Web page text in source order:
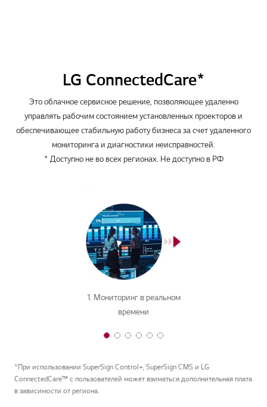
LG ConnectedCare*
Это облачное сервисное решение, позволяющее удаленно
управлять рабочим состоянием установленных проекторов и
обеспечивающее стабильную работу бизнеса за счет удаленного
мониторинга и диагностики неисправностей.
* Доступно не во всех регионах. Не доступно в РФ
1. Мониторинг в реальном
времени
5 of 66 of 6
*При использовании SuperSign Control+, SuperSign CMS и LG
ConnectedCare™ с пользователей может взиматься дополнительная плата
в зависимости от региона.